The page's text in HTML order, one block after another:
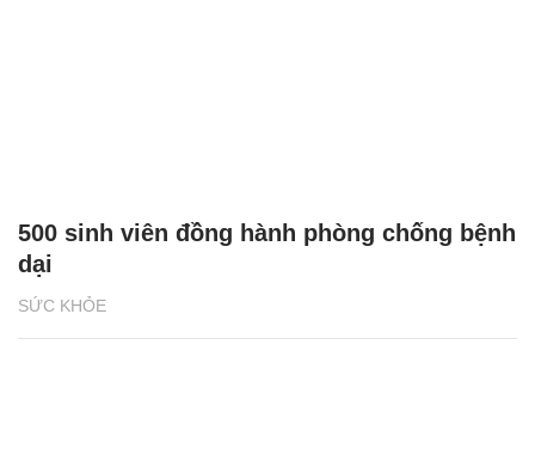
SỨC KHỎE
500 sinh viên đồng hành phòng chống bệnh
dại